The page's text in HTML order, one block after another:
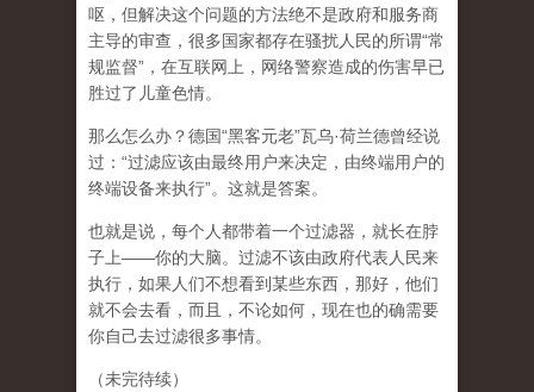
呕，但解决这个问题的方法绝不是政府和服务商
主导的审查，很多国家都存在骚扰人民的所谓“常
规监督”，在互联网上，网络警察造成的伤害早已
胜过了儿童色情。
那么怎么办？德国“黑客元老”瓦乌·荷兰德曾经说
过：“过滤应该由最终用户来决定，由终端用户的
终端设备来执行”。这就是答案。
也就是说，每个人都带着一个过滤器，就长在脖
子上——你的大脑。过滤不该由政府代表人民来
执行，如果人们不想看到某些东西，那好，他们
就不会去看，而且，不论如何，现在也的确需要
你自己去过滤很多事情。
（未完待续）